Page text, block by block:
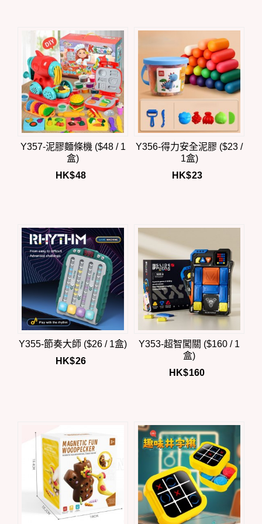
Y357-泥膠麵條機 ($48 / 1
盒)
HK$48
Y356-得力安全泥膠 ($23 /
1盒)
HK$23
Y355-節奏大師 ($26 / 1盒)
HK$26
Y353-超智闖關 ($160 / 1
盒)
HK$160